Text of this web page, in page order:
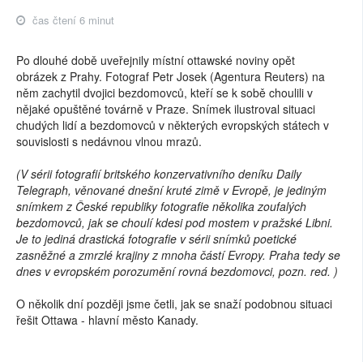
čas čtení 6 minut
Po dlouhé době uveřejnily místní ottawské noviny opět
obrázek z Prahy. Fotograf Petr Josek (Agentura Reuters) na
něm zachytil dvojici bezdomovců, kteří se k sobě choulili v
nějaké opuštěné továrně v Praze. Snímek ilustroval situaci
chudých lidí a bezdomovců v některých evropských státech v
souvislosti s nedávnou vlnou mrazů.
(V sérii fotografií britského konzervativního deníku Daily
Telegraph, věnované dnešní kruté zimě v Evropě, je jediným
snímkem z České republiky fotografie několika zoufalých
bezdomovců, jak se choulí kdesi pod mostem v pražské Libni.
Je to jediná drastická fotografie v sérii snímků poetické
zasněžné a zmrzlé krajiny z mnoha částí Evropy. Praha tedy se
dnes v evropském porozumění rovná bezdomovci, pozn. red. )
O několik dní později jsme četli, jak se snaží podobnou situaci
řešit Ottawa - hlavní město Kanady.